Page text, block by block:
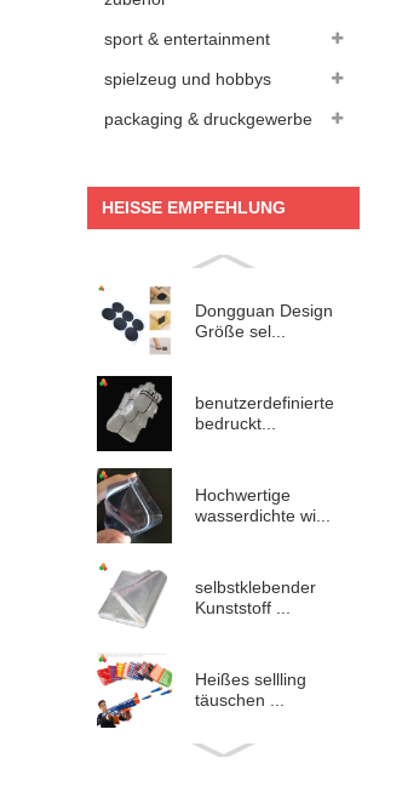
sport & entertainment
spielzeug und hobbys
packaging & druckgewerbe
HEISSE EMPFEHLUNG
Dongguan Design
Größe sel...
benutzerdefinierte
bedruckt...
Hochwertige
wasserdichte wi...
selbstklebender
Kunststoff ...
Heißes sellling
täuschen ...